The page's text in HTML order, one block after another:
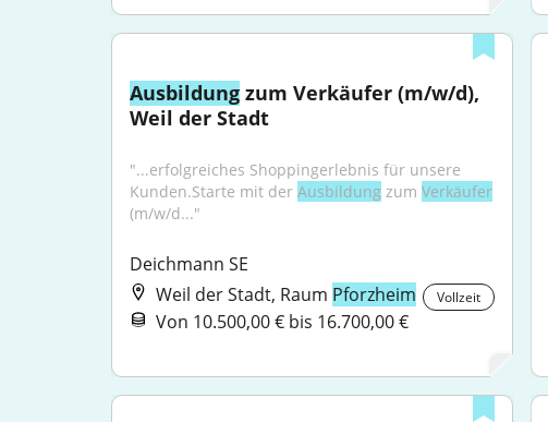
Ausbildung zum Verkäufer (m/w/d),
Weil der Stadt
"...erfolgreiches Shoppingerlebnis für unsere
Kunden.Starte mit der Ausbildung zum Verkäufer
(m/w/d..."
Deichmann SE
Weil der Stadt, Raum Pforzheim Vollzeit
Von 10.500,00 € bis 16.700,00 €